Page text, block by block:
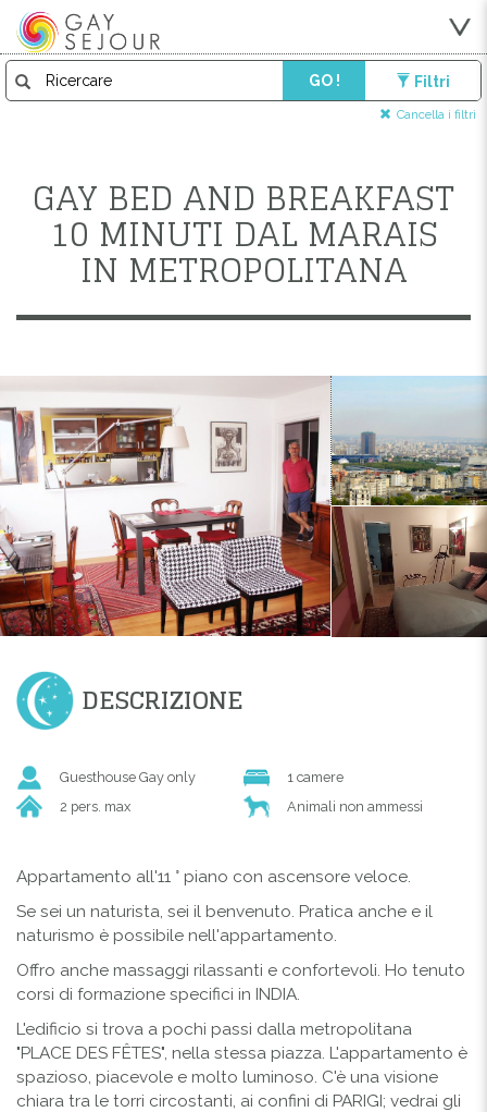
GO ! Filtri
Cancella i filtri
GAY BED AND BREAKFAST
10 MINUTI DAL MARAIS
IN METROPOLITANA
DESCRIZIONE
Guesthouse Gay only
1 camere
2 pers. max
Animali non ammessi
Appartamento all'11 ° piano con ascensore veloce.
Se sei un naturista, sei il benvenuto. Pratica anche e il
naturismo è possibile nell'appartamento.
Offro anche massaggi rilassanti e confortevoli. Ho tenuto
corsi di formazione specifici in INDIA.
L'edificio si trova a pochi passi dalla metropolitana
"PLACE DES FÊTES", nella stessa piazza. L'appartamento è
spazioso, piacevole e molto luminoso. C'è una visione
chiara tra le torri circostanti, ai confini di PARIGI; vedrai gli